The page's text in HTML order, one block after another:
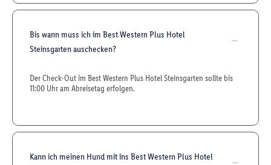
Bis wann muss ich im Best Western Plus Hotel
Steinsgarten auschecken?
Der Check-Out im Best Western Plus Hotel Steinsgarten sollte bis
11:00 Uhr am Abreisetag erfolgen.
Kann ich meinen Hund mit ins Best Western Plus Hotel